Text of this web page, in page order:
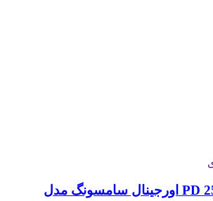
شارژر دیواری PD 25W اورجینال سامسونگ مدل